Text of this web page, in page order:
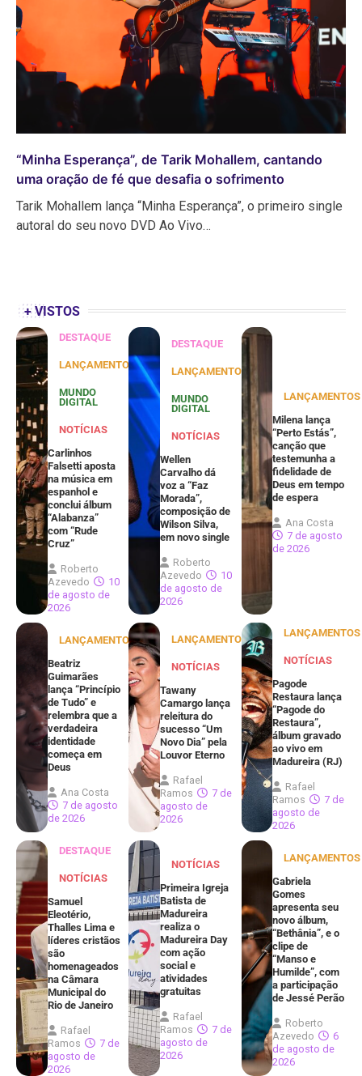
“Minha Esperança”, de Tarik Mohallem, cantando
uma oração de fé que desafia o sofrimento
Tarik Mohallem lança “Minha Esperança”, o primeiro single
autoral do seu novo DVD Ao Vivo…
+ VISTOS
DESTAQUE
LANÇAMENTOS
MUNDO
DIGITAL
NOTÍCIAS
Carlinhos
Falsetti aposta
na música em
espanhol e
conclui álbum
“Alabanza”
com “Rude
Cruz”
Roberto
Azevedo
10
de agosto de
2026
DESTAQUE
LANÇAMENTOS
MUNDO
DIGITAL
NOTÍCIAS
Wellen
Carvalho dá
voz a “Faz
Morada”,
composição de
Wilson Silva,
em novo single
Roberto
Azevedo
10
de agosto de
2026
LANÇAMENTOS
Milena lança
“Perto Estás”,
canção que
testemunha a
fidelidade de
Deus em tempo
de espera
Ana Costa
7 de agosto
de 2026
LANÇAMENTOS
Beatriz
Guimarães
lança “Princípio
de Tudo” e
relembra que a
verdadeira
identidade
começa em
Deus
Ana Costa
7 de agosto
de 2026
LANÇAMENTOS
NOTÍCIAS
Tawany
Camargo lança
releitura do
sucesso “Um
Novo Dia” pela
Louvor Eterno
Rafael
Ramos
7 de
agosto de
2026
LANÇAMENTOS
NOTÍCIAS
Pagode
Restaura lança
“Pagode do
Restaura”,
álbum gravado
ao vivo em
Madureira (RJ)
Rafael
Ramos
7 de
agosto de
2026
DESTAQUE
NOTÍCIAS
Samuel
Eleotério,
Thalles Lima e
líderes cristãos
são
homenageados
na Câmara
Municipal do
Rio de Janeiro
Rafael
Ramos
7 de
agosto de
2026
NOTÍCIAS
Primeira Igreja
Batista de
Madureira
realiza o
Madureira Day
com ação
social e
atividades
gratuitas
Rafael
Ramos
7 de
agosto de
2026
LANÇAMENTOS
Gabriela
Gomes
apresenta seu
novo álbum,
“Bethânia”, e o
clipe de
“Manso e
Humilde”, com
a participação
de Jessé Perão
Roberto
Azevedo
6
de agosto de
2026